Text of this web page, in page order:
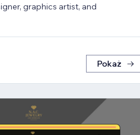
graphics artist, and
Pokaż